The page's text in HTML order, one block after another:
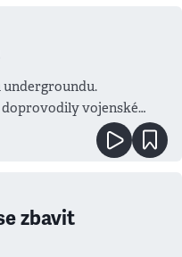
undergroundu.
doprovodily vojenské
zbavit